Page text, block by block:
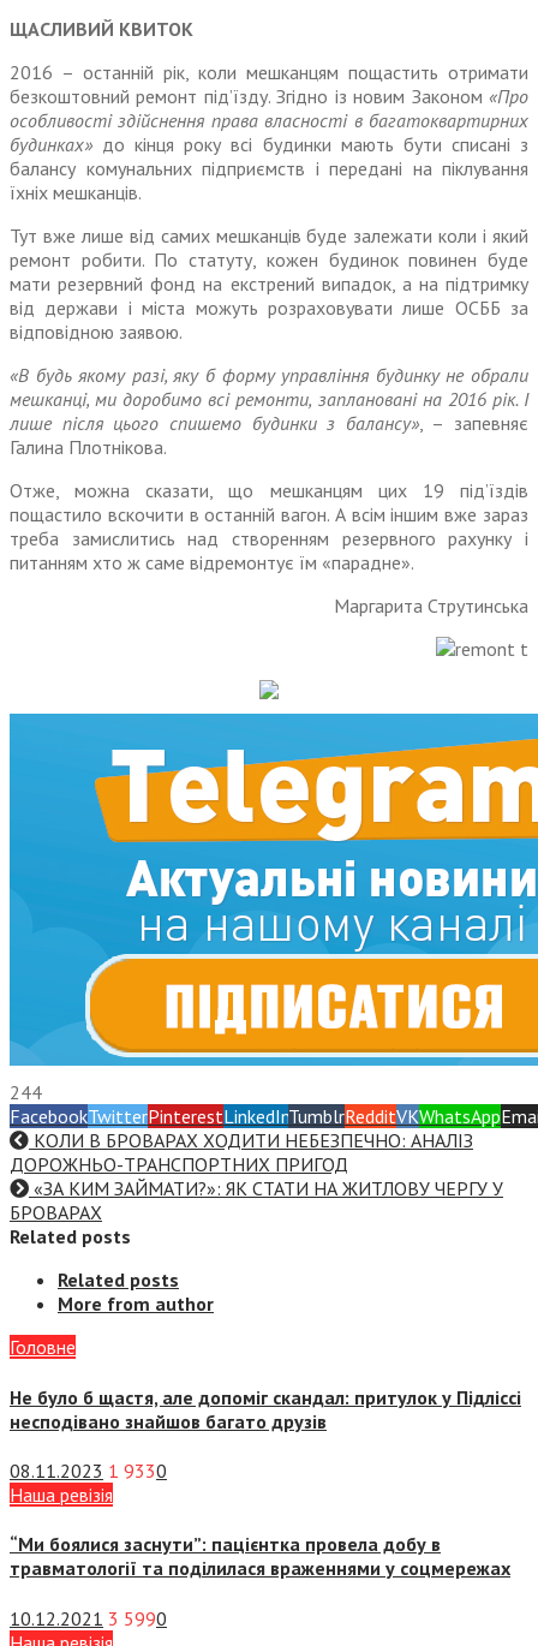
ЩАСЛИВИЙ КВИТОК
2016 – останній рік, коли меш­канцям пощастить отримати
безкоштовний ремонт під’їзду. Згідно із новим Законом «Про
особливості здійснення права власності в багатоквартирних
будинках» до кінця року всі будинки мають бути списані з
балансу комунальних підприємств і передані на піклування
їхніх мешканців.
Тут вже лише від самих меш­канців буде залежати коли і який
ремонт робити. По статуту, кожен будинок повинен буде
мати резервний фонд на екстрений випадок, а на підтримку
від держави і міста можуть розрахо­вувати лише ОСББ за
відповідною заявою.
«В будь якому разі, яку б форму управління будинку не обрали
мешканці, ми доробимо всі ремонти, заплановані на 2016 рік. І
лише після цього спишемо будинки з балансу», – запевняє
Галина Плотнікова.
Отже, можна сказати, що меш­канцям цих 19 під’їздів
пощастило вскочити в останній вагон. А всім іншим вже зараз
треба замисли­тись над створенням резервного рахунку і
питанням хто ж саме відремонтує їм «парадне».
Маргарита Струтинська
244
FacebookTwitterPinterestLinkedInTumblrRedditVKWhatsApp
КОЛИ В БРОВАРАХ ХОДИТИ НЕБЕЗПЕЧНО: АНАЛІЗ
ДОРОЖНЬО-ТРАНСПОРТНИХ ПРИГОД
«ЗА КИМ ЗАЙМАТИ?»: ЯК СТАТИ НА ЖИТЛОВУ ЧЕРГУ У
БРОВАРАХ
Related posts
Related posts
More from author
Головне
Не було б щастя, але допоміг скандал: притулок у Підліссі
несподівано знайшов багато друзів
08.11.2023 1 9330
Наша ревізія
“Ми боялися заснути”: пацієнтка провела добу в
травматології та поділилася враженнями у соцмережах
10.12.2021 3 5990